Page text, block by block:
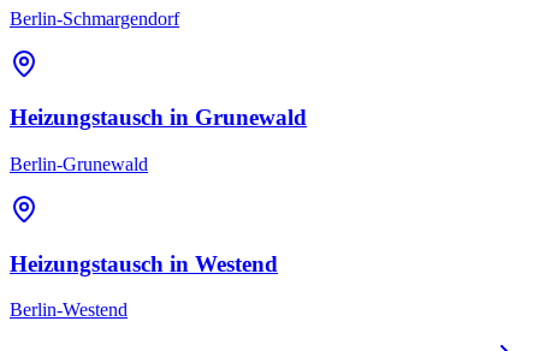
Berlin-Schmargendorf
Heizungstausch in Grunewald
Berlin-Grunewald
Heizungstausch in Westend
Berlin-Westend